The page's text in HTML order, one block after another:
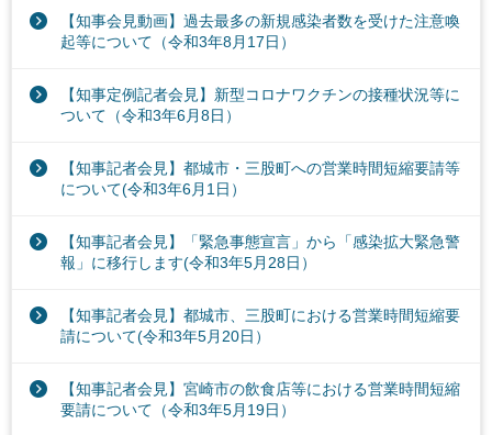
【知事会見動画】過去最多の新規感染者数を受けた注意喚
起等について（令和3年8月17日）
【知事定例記者会見】新型コロナワクチンの接種状況等に
ついて（令和3年6月8日）
【知事記者会見】都城市・三股町への営業時間短縮要請等
について(令和3年6月1日）
【知事記者会見】「緊急事態宣言」から「感染拡大緊急警
報」に移行します(令和3年5月28日）
【知事記者会見】都城市、三股町における営業時間短縮要
請について(令和3年5月20日）
【知事記者会見】宮崎市の飲食店等における営業時間短縮
要請について（令和3年5月19日）